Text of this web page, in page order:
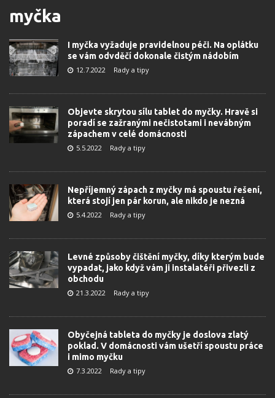
myčka
I myčka vyžaduje pravidelnou péči. Na oplátku
se vám odvděčí dokonale čistým nádobím
12.7.2022 Rady a tipy
Objevte skrytou sílu tablet do myčky. Hravě si
poradí se zažranými nečistotami i nevábným
zápachem v celé domácnosti
5.5.2022 Rady a tipy
Nepříjemný zápach z myčky má spoustu řešení,
která stojí jen pár korun, ale nikdo je nezná
5.4.2022 Rady a tipy
Levné způsoby čištění myčky, díky kterým bude
vypadat, jako když vám ji instalatéři přivezli z
obchodu
21.3.2022 Rady a tipy
Obyčejná tableta do myčky je doslova zlatý
poklad. V domácnosti vám ušetří spoustu práce
i mimo myčku
7.3.2022 Rady a tipy